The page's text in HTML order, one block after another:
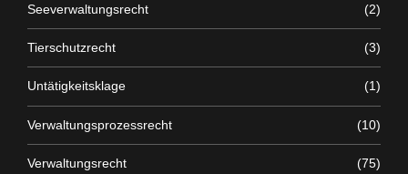
Seeverwaltungsrecht (2)
Tierschutzrecht (3)
Untätigkeitsklage (1)
Verwaltungsprozessrecht (10)
Verwaltungsrecht (75)